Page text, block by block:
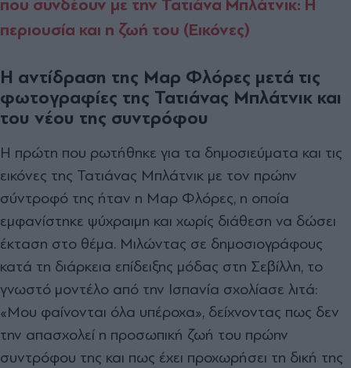
που συνδέουν με την Τατιάνα Μπλάτνικ: Η
περιουσία και η ζωή του (Εικόνες)
Η αντίδραση της Μαρ Φλόρες μετά τις
φωτογραφίες της Τατιάνας Μπλάτνικ και
του νέου της συντρόφου
Η πρώτη που ρωτήθηκε για τα δημοσιεύματα και τις
εικόνες της Τατιάνας Μπλάτνικ με τον πρώην
σύντροφό της ήταν η Μαρ Φλόρες, η οποία
εμφανίστηκε ψύχραιμη και χωρίς διάθεση να δώσει
έκταση στο θέμα. Μιλώντας σε δημοσιογράφους
κατά τη διάρκεια επίδειξης μόδας στη Σεβίλλη, το
γνωστό μοντέλο από την Ισπανία σχολίασε λιτά:
«Μου φαίνονται όλα υπέροχα», δείχνοντας πως δεν
την απασχολεί η προσωπική ζωή του πρώην
συντρόφου της και πως έχει προχωρήσει τη δική της